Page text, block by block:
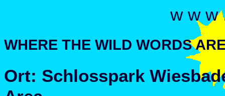
w w
WHERE THE WILD WORDS
Ort: Schlosspark